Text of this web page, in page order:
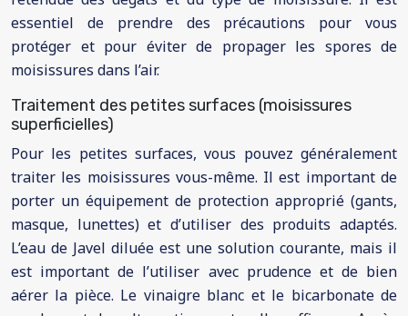
essentiel de prendre des précautions pour vous
protéger et pour éviter de propager les spores de
moisissures dans l’air.
Traitement des petites surfaces (moisissures
superficielles)
Pour les petites surfaces, vous pouvez généralement
traiter les moisissures vous-même. Il est important de
porter un équipement de protection approprié (gants,
masque, lunettes) et d’utiliser des produits adaptés.
L’eau de Javel diluée est une solution courante, mais il
est important de l’utiliser avec prudence et de bien
aérer la pièce. Le vinaigre blanc et le bicarbonate de